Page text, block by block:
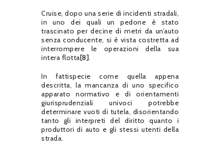
Cruise, dopo una serie di incidenti stradali,
in uno dei quali un pedone è stato
trascinato per decine di metri da un’auto
senza conducente, si è vista costretta ad
interrompere le operazioni della sua
intera flotta[8].
In fattispecie come quella appena
descritta, la mancanza di uno specifico
apparato normativo e di orientamenti
giurisprudenziali univoci potrebbe
determinare vuoti di tutela, disorientando
tanto gli interpreti del diritto quanto i
produttori di auto e gli stessi utenti della
strada.